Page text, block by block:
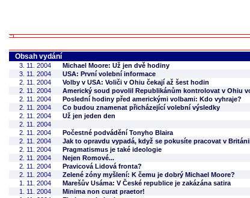
Obsah vydání
3. 11. 2004
Michael Moore: Už jen dvě hodiny
3. 11. 2004
USA: První volební informace
2. 11. 2004
Volby v USA: Voliči v Ohiu čekají až šest hodin
2. 11. 2004
Americký soud povolil Republikánům kontrolovat v Ohiu
2. 11. 2004
Poslední hodiny před americkými volbami: Kdo vyhraje?
2. 11. 2004
Co budou znamenat přicházející volební výsledky
2. 11. 2004
Už jen jeden den
2. 11. 2004
2. 11. 2004
Počestné podvádění Tonyho Blaira
2. 11. 2004
Jak to opravdu vypadá, když se pokusíte pracovat v
2. 11. 2004
Pragmatismus je také ideologie
2. 11. 2004
Nejen Romové...
2. 11. 2004
Pravicová Lidová fronta?
2. 11. 2004
Zelené zóny myšlení: K čemu je dobrý Michael Moore?
1. 11. 2004
Marešův Usáma: V České republice je zakázána satira
1. 11. 2004
Minima non curat praetor!